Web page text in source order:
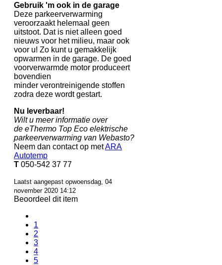
Gebruik 'm ook in de garage
Deze parkeerverwarming
veroorzaakt helemaal geen
uitstoot. Dat is niet alleen goed
nieuws voor het milieu, maar ook
voor u! Zo kunt u gemakkelijk
opwarmen in de garage. De goed
voorverwarmde motor produceert
bovendien
minder verontreinigende stoffen
zodra deze wordt gestart.
Nu leverbaar!
Wilt u meer informatie over
de eThermo Top Eco elektrische
parkeerverwarming van Webasto?
Neem dan contact op metARA
Autotemp
T 050-542 37 77
Laatst aangepast opwoensdag, 04
november 2020 14:12
Beoordeel dit item
1
2
3
4
5